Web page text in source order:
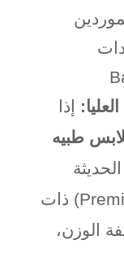
:
إذا
طبيه
ذات
الوزن،